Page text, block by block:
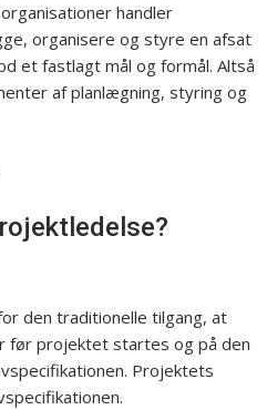
handler
organisere og styre en afsat
et fastlagt mål og formål. Altså
af planlægning, styring og
den traditionelle tilgang, at
før projektet startes og på den
Projektets